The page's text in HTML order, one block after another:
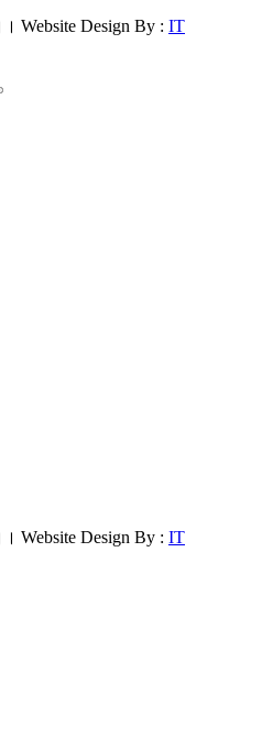
Website Design By : IT
Website Design By : IT